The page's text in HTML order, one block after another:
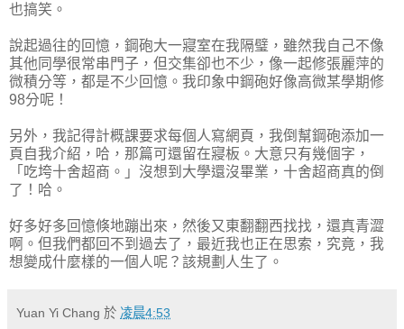
也搞笑。
說起過往的回憶，鋼砲大一寢室在我隔璧，雖然我自己不像
其他同學很常串門子，但交集卻也不少，像一起修張麗萍的
微積分等，都是不少回憶。我印象中鋼砲好像高微某學期修
98分呢！
另外，我記得計概課要求每個人寫網頁，我倒幫鋼砲添加一
頁自我介紹，哈，那篇可還留在寢板。大意只有幾個字，
「吃垮十舍超商。」沒想到大學還沒畢業，十舍超商真的倒
了！哈。
好多好多回憶倏地蹦出來，然後又東翻翻西找找，還真青澀
啊。但我們都回不到過去了，最近我也正在思索，究竟，我
想變成什麼樣的一個人呢？該規劃人生了。
Yuan Yi Chang 於 凌晨4:53